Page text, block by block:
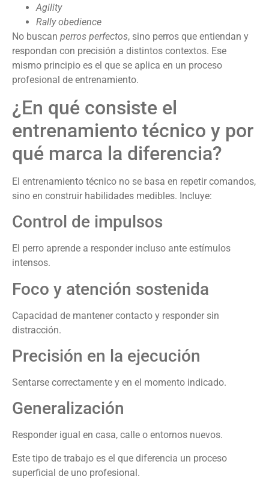
Agility
Rally obedience
No buscan perros perfectos, sino perros que entiendan y
respondan con precisión a distintos contextos. Ese
mismo principio es el que se aplica en un proceso
profesional de entrenamiento.
¿En qué consiste el
entrenamiento técnico y por
qué marca la diferencia?
El entrenamiento técnico no se basa en repetir comandos,
sino en construir habilidades medibles. Incluye:
Control de impulsos
El perro aprende a responder incluso ante estímulos
intensos.
Foco y atención sostenida
Capacidad de mantener contacto y responder sin
distracción.
Precisión en la ejecución
Sentarse correctamente y en el momento indicado.
Generalización
Responder igual en casa, calle o entornos nuevos.
Este tipo de trabajo es el que diferencia un proceso
superficial de uno profesional.